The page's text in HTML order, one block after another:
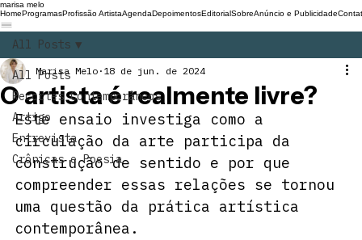
marisa melo
HomeProgramasProfissão ArtistaAgendaDepoimentosEditorialSobreAnúncio e Publicidade
All Posts
Recortes Contemporâneos
Artigo
Entrevista
Crônicas e Poesia
All Posts
O artista é realmente livre?
Marisa Melo 18 de jun. de 2024
Este ensaio investiga como a
circulação da arte participa da
construção de sentido e por que
compreender essas relações se tornou
uma questão da prática artística
contemporânea.